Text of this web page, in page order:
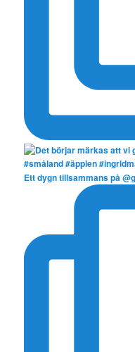
Ett dygn tillsammans på